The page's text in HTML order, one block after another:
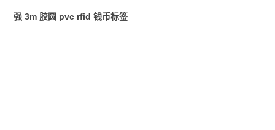
强 3m 胶圆 pvc rfid 钱币标签